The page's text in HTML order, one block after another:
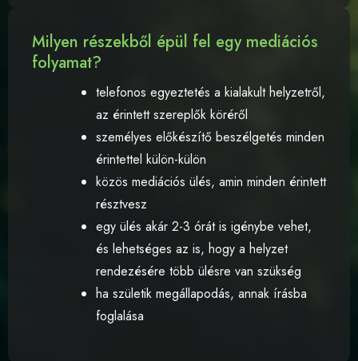
Milyen részekből épül fel egy mediációs
folyamat?
telefonos egyeztetés a kialakult helyzetről,
az érintett szereplők köréről
személyes előkészítő beszélgetés minden
érintettel külön-külön
közös mediációs ülés, amin minden érintett
résztvesz
egy ülés akár 2-3 órát is igénybe vehet,
és lehetséges az is, hogy a helyzet
rendezésére több ülésre van szükség
ha születik megállapodás, annak írásba
foglalása